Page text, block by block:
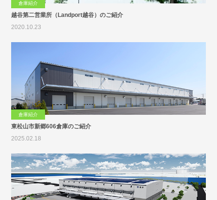
倉庫紹介
越谷第二営業所（Landport越谷）のご紹介
2020.10.23
倉庫紹介
東松山市新郷606倉庫のご紹介
2025.02.18